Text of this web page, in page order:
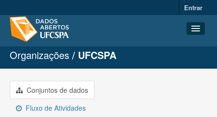
Entrar
Conjuntos de dados
Organizações
Grupos
Sobre
Organizações UFCSPA
Conjuntos de dados
Fluxo de Atividades